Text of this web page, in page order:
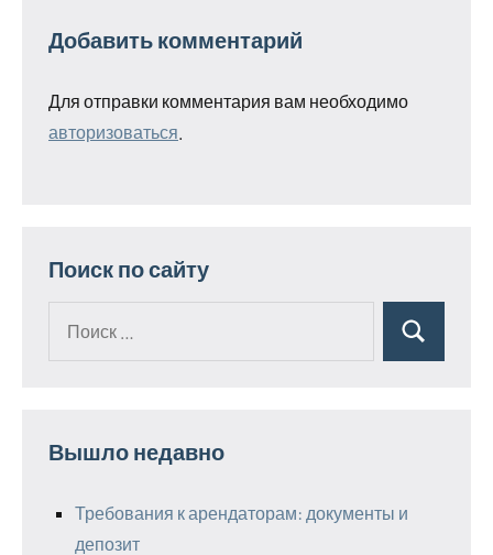
Добавить комментарий
Для отправки комментария вам необходимо
авторизоваться
Поиск по сайту
Поиск
Вышло недавно
Требования к арендаторам: документы и
депозит